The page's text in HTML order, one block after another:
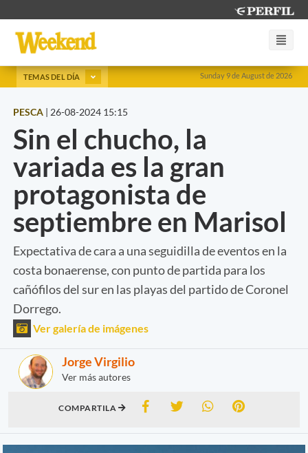
Sunday 9 de August de 2026
TEMAS DEL DÍA
PESCA | 26-08-2024 15:15
Sin el chucho, la
variada es la gran
protagonista de
septiembre en Marisol
Expectativa de cara a una seguidilla de eventos en la
costa bonaerense, con punto de partida para los
cañófilos del sur en las playas del partido de Coronel
Dorrego.
Ver galería de imágenes
Jorge Virgilio
Ver más autores
COMPARTILA